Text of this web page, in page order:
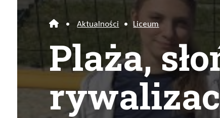
Home
• Aktualności • Liceum
Plaża,